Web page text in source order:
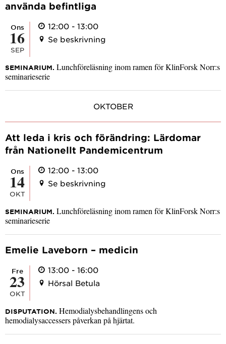
använda befintliga
ons
16
SEP
12:00 - 13:00
Se beskrivning
SEMINARIUM. Lunchföreläsning inom ramen för KlinForsk Norr:s
seminarieserie
OKTOBER
Att leda i kris och förändring: Lärdomar
från Nationellt Pandemicentrum
ons
14
OKT
12:00 - 13:00
Se beskrivning
SEMINARIUM. Lunchföreläsning inom ramen för KlinForsk Norr:s
seminarieserie
Emelie Laveborn – medicin
fre
23
OKT
13:00 - 16:00
Hörsal Betula
DISPUTATION. Hemodialysbehandlingens och
hemodialysaccessers påverkan på hjärtat.